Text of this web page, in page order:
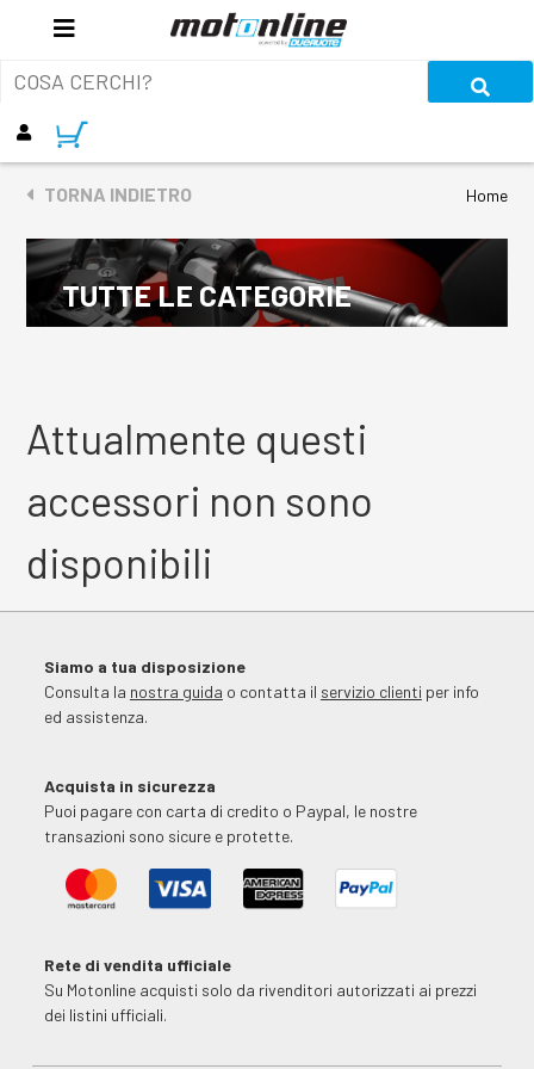
TORNA INDIETRO Home
TUTTE LE CATEGORIE
Attualmente questi
accessori non sono
disponibili
Siamo a tua disposizione
Consulta la nostra guida o contatta il servizio clienti per info
ed assistenza.
Acquista in sicurezza
Puoi pagare con carta di credito o Paypal, le nostre
transazioni sono sicure e protette.
Rete di vendita ufficiale
Su Motonline acquisti solo da rivenditori autorizzati ai prezzi
dei listini ufficiali.